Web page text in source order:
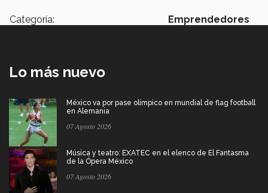
Categoría: Emprendedores
Lo más nuevo
México va por pase olímpico en mundial de flag football
en Alemania
07 Agosto 2026
Música y teatro: EXATEC en el elenco de El Fantasma
de la Ópera México
07 Agosto 2026